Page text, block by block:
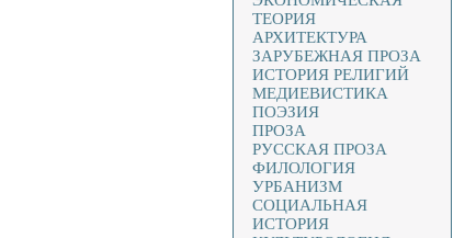
ТЕОРИЯ
АРХИТЕКТУРА
ЗАРУБЕЖНАЯ ПРОЗА
ИСТОРИЯ РЕЛИГИЙ
МЕДИЕВИСТИКА
ПОЭЗИЯ
ПРОЗА
РУССКАЯ ПРОЗА
ФИЛОЛОГИЯ
УРБАНИЗМ
СОЦИАЛЬНАЯ
ИСТОРИЯ